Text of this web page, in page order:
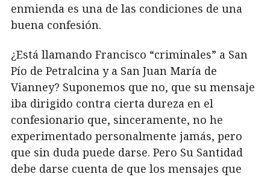
enmienda es una de las condiciones de una
buena confesión.
¿Está llamando Francisco “criminales” a San
Pío de Petralcina y a San Juan María de
Vianney? Suponemos que no, que su mensaje
iba dirigido contra cierta dureza en el
confesionario que, sinceramente, no he
experimentado personalmente jamás, pero
que sin duda puede darse. Pero Su Santidad
debe darse cuenta de que los mensajes que